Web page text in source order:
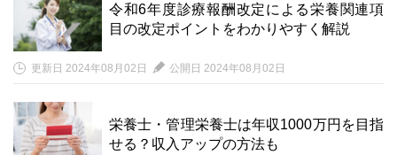
令和6年度診療報酬改定による栄養関連項
目の改定ポイントをわかりやすく解説
更新日 2024年08月02日 公開日 2024年08月02日
栄養士・管理栄養士は年収1000万円を目指
せる？収入アップの方法も